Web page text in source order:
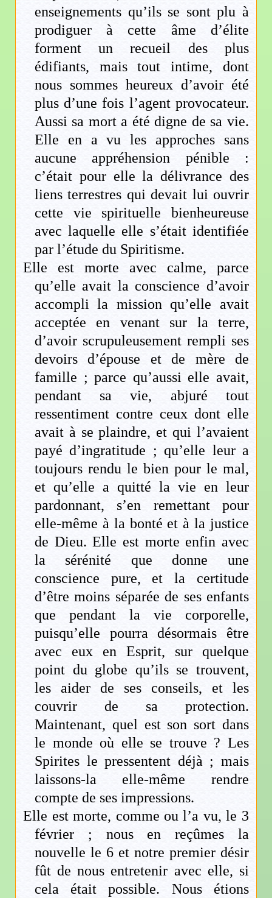
enseignements qu’ils se sont plu à
prodiguer à cette âme d’élite
forment un recueil des plus
édifiants, mais tout intime, dont
nous sommes heureux d’avoir été
plus d’une fois l’agent provocateur.
Aussi sa mort a été digne de sa vie.
Elle en a vu les approches sans
aucune appréhension pénible :
c’était pour elle la délivrance des
liens terrestres qui devait lui ouvrir
cette vie spirituelle bienheureuse
avec laquelle elle s’était identifiée
par l’étude du Spiritisme.
Elle est morte avec calme, parce
qu’elle avait la conscience d’avoir
accompli la mission qu’elle avait
acceptée en venant sur la terre,
d’avoir scrupuleusement rempli ses
devoirs d’épouse et de mère de
famille ; parce qu’aussi elle avait,
pendant sa vie, abjuré tout
ressentiment contre ceux dont elle
avait à se plaindre, et qui l’avaient
payé d’ingratitude ; qu’elle leur a
toujours rendu le bien pour le mal,
et qu’elle a quitté la vie en leur
pardonnant, s’en remettant pour
elle-même à la bonté et à la justice
de Dieu. Elle est morte enfin avec
la sérénité que donne une
conscience pure, et la certitude
d’être moins séparée de ses enfants
que pendant la vie corporelle,
puisqu’elle pourra désormais être
avec eux en Esprit, sur quelque
point du globe qu’ils se trouvent,
les aider de ses conseils, et les
couvrir de sa protection.
Maintenant, quel est son sort dans
le monde où elle se trouve ? Les
Spirites le pressentent déjà ; mais
laissons-la elle-même rendre
compte de ses impressions.
Elle est morte, comme ou l’a vu, le 3
février ; nous en reçûmes la
nouvelle le 6 et notre premier désir
fût de nous entretenir avec elle, si
cela était possible. Nous étions